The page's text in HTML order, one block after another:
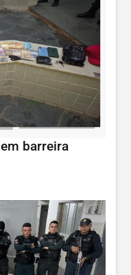
barreira